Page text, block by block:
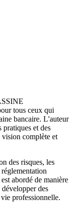
tous ceux qui
bancaire. L'auteur
et des
vision complète et
des risques, les
abordé de manière
des
professionnelle.